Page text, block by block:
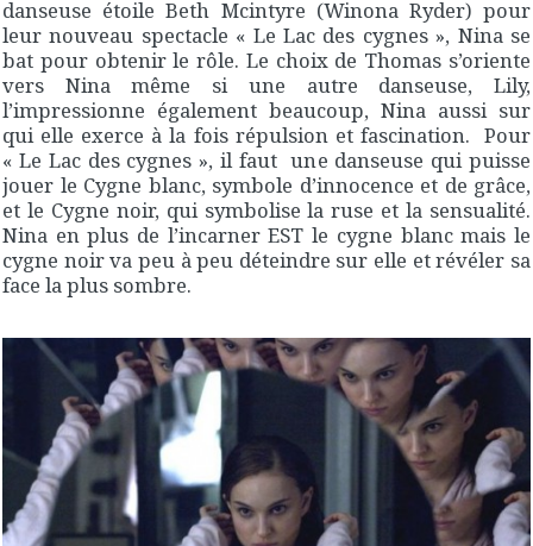
danseuse étoile Beth Mcintyre (Winona Ryder) pour
leur nouveau spectacle « Le Lac des cygnes », Nina se
bat pour obtenir le rôle. Le choix de Thomas s’oriente
vers Nina même si une autre danseuse, Lily,
l’impressionne également beaucoup, Nina aussi sur
qui elle exerce à la fois répulsion et fascination. Pour
« Le Lac des cygnes », il faut une danseuse qui puisse
jouer le Cygne blanc, symbole d’innocence et de grâce,
et le Cygne noir, qui symbolise la ruse et la sensualité.
Nina en plus de l’incarner EST le cygne blanc mais le
cygne noir va peu à peu déteindre sur elle et révéler sa
face la plus sombre.